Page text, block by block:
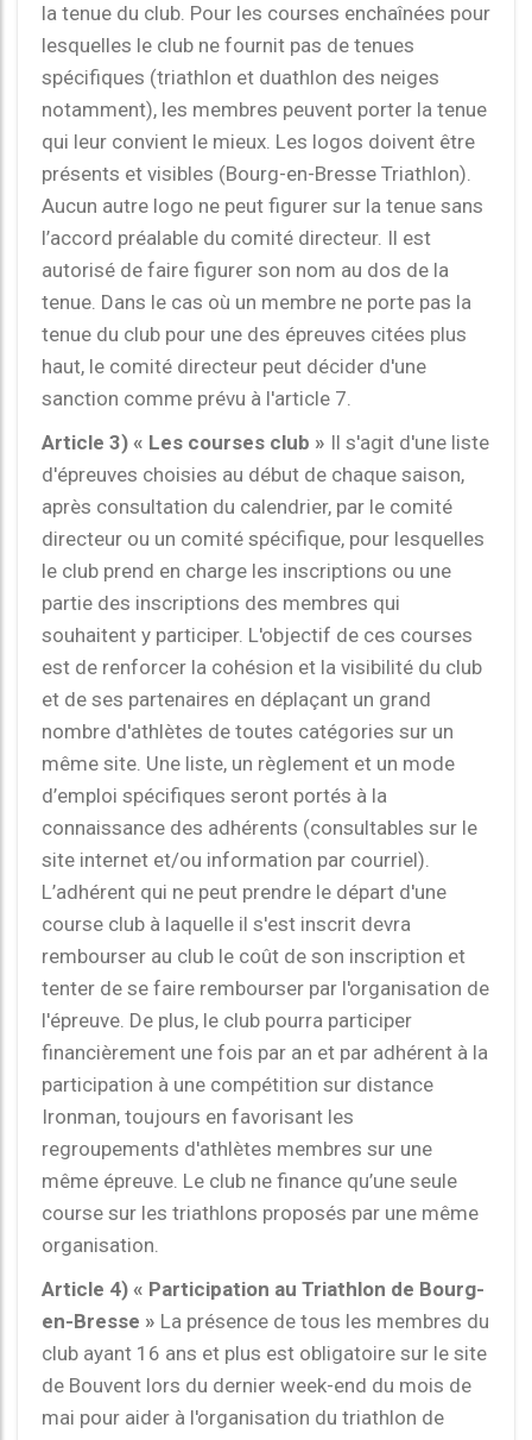
la tenue du club. Pour les courses enchaînées pour
lesquelles le club ne fournit pas de tenues
spécifiques (triathlon et duathlon des neiges
notamment), les membres peuvent porter la tenue
qui leur convient le mieux. Les logos doivent être
présents et visibles (Bourg-en-Bresse Triathlon).
Aucun autre logo ne peut figurer sur la tenue sans
l’accord préalable du comité directeur. Il est
autorisé de faire figurer son nom au dos de la
tenue. Dans le cas où un membre ne porte pas la
tenue du club pour une des épreuves citées plus
haut, le comité directeur peut décider d'une
sanction comme prévu à l'article 7.
Article 3) « Les courses club » Il s'agit d'une liste
d'épreuves choisies au début de chaque saison,
après consultation du calendrier, par le comité
directeur ou un comité spécifique, pour lesquelles
le club prend en charge les inscriptions ou une
partie des inscriptions des membres qui
souhaitent y participer. L'objectif de ces courses
est de renforcer la cohésion et la visibilité du club
et de ses partenaires en déplaçant un grand
nombre d'athlètes de toutes catégories sur un
même site. Une liste, un règlement et un mode
d’emploi spécifiques seront portés à la
connaissance des adhérents (consultables sur le
site internet et/ou information par courriel).
L’adhérent qui ne peut prendre le départ d'une
course club à laquelle il s'est inscrit devra
rembourser au club le coût de son inscription et
tenter de se faire rembourser par l'organisation de
l'épreuve. De plus, le club pourra participer
financièrement une fois par an et par adhérent à la
participation à une compétition sur distance
Ironman, toujours en favorisant les
regroupements d'athlètes membres sur une
même épreuve. Le club ne finance qu’une seule
course sur les triathlons proposés par une même
organisation.
Article 4) « Participation au Triathlon de Bourg-
en-Bresse » La présence de tous les membres du
club ayant 16 ans et plus est obligatoire sur le site
de Bouvent lors du dernier week-end du mois de
mai pour aider à l'organisation du triathlon de